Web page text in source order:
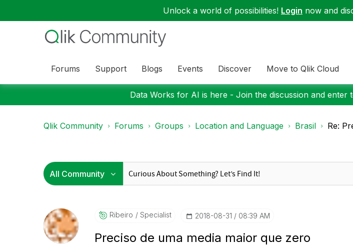
Unlock a world of possibilities! Login now and
Forums Support Blogs Events Discover Move to Qlik Cloud
Data Works for AI is here - Join the discussion and enter
Qlik Community Forums Groups Location and Language Brasil Re:
Ribeiro Specialist ‎2018-08-31 08:39 AM
Preciso de uma media maior que zero